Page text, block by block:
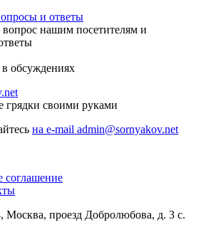
и ответы
нашим посетителям и
в обсуждениях
своими руками
на e-mail admin@sornyakov.net
соглашение
проезд Добролюбова, д. 3 с.